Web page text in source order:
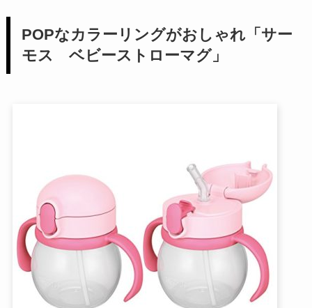
POPなカラーリングがおしゃれ「サー
モス ベビーストローマグ」